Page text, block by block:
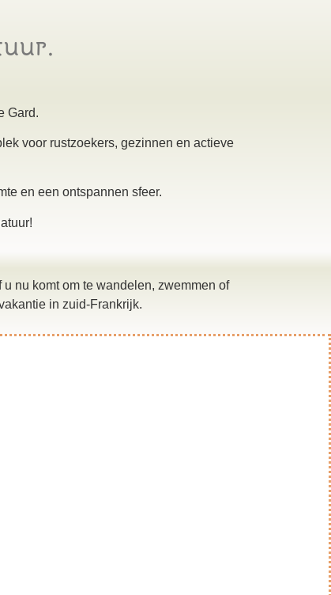
Gard.
voor rustzoekers, gezinnen en actieve
en een ontspannen sfeer.
nu komt om te wandelen, zwemmen of
in zuid-Frankrijk.